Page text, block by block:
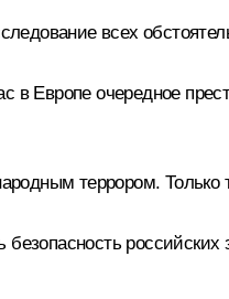
всех
Европе очередное
террором.
российских